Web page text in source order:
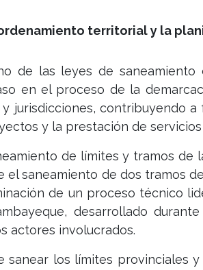
territorial y la
de las leyes de
en el proceso de la
jurisdicciones, contribuyendo
y la prestación de
de límites y tramos de
el saneamiento de dos tramos
de un proceso técnico
desarrollado
actores involucrados.
sanear los límites provinciales